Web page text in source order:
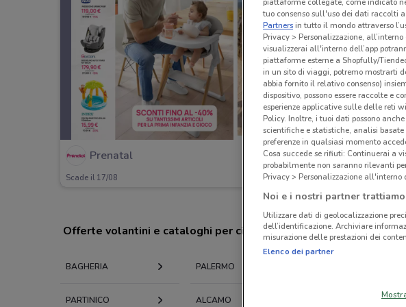
Prenatal
Scade il 17/08
Offerte volantini e cataloghi per città nelle vicinanze
BAGHERIA PALERMO
PARTINICO ALCAMO
tuo consenso sull'uso dei dati raccolti
Partnersin tutto il mondo attraverso
Privacy > Personalizzazione,
visualizzerai all'interno dell’app
piattaforme esterne a Shopfully/
in un sito di viaggi, potremo mostrarti
abbia fornito il relativo consenso)
dispositivo, possono essere raccolte e
esperienze applicative sulle delle reti
Policy. Inoltre, i tuoi dati possono
scientifiche e statistiche, analisi
preferenze in qualsiasi momento
Cosa succede se rifiuti: Continuerai a
probabilmente non saranno rilevanti
Privacy > Personalizzazione all'interno
Noi e i nostri partner
Utilizzare dati di geolocalizzazione
dell’identificazione. Archiviare
misurazione delle prestazioni dei
Elenco dei partner